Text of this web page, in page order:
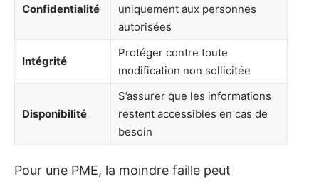
Confidentialité
uniquement aux personnes
autorisées
Intégrité
Protéger contre toute
modification non sollicitée
Disponibilité
S’assurer que les informations
restent accessibles en cas de
besoin
Pour une PME, la moindre faille peut